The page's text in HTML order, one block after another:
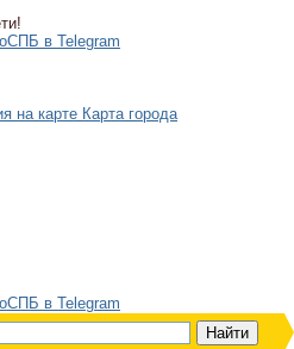
Карта города